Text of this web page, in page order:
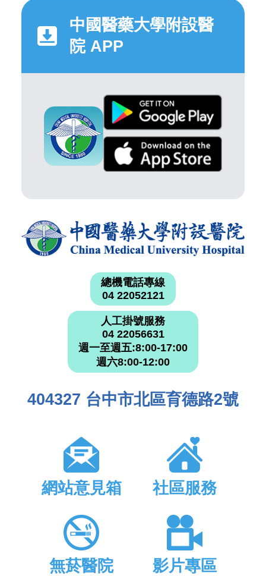
中國醫藥大學附設醫
院 APP
總機電話專線
04 22052121
人工掛號服務
04 22056631
週一至週五:8:00-17:00
週六8:00-12:00
404327 台中市北區育德路2號
網站意見箱 社區服務
無菸醫院 影片專區